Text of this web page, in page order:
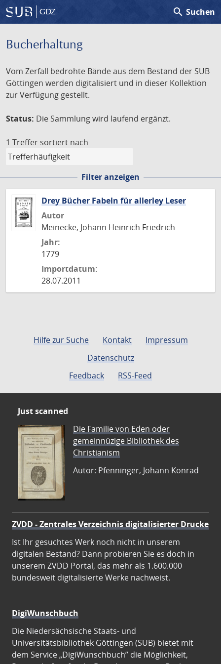
GDZ search Suchen
Bucherhaltung
Vom Zerfall bedrohte Bände aus dem Bestand der SUB
Göttingen werden digitalisiert und in dieser Kollektion
zur Verfügung gestellt.
Status: Die Sammlung wird laufend ergänzt.
1 Treffer sortiert nach
Filter anzeigen
Drey Bücher Fabeln für allerley Leser
Autor
Meinecke, Johann Heinrich Friedrich
Jahr:
1779
Importdatum:
28.07.2011
Hilfe zur Suche Kontakt
Impressum
Datenschutz
Feedback
RSS-Feed
Just scanned
Die Familie von Eden oder
gemeinnüzige Bibliothek des
Christianism
Autor: Pfenninger, Johann Konrad
ZVDD - Zentrales Verzeichnis digitalisierter Drucke
Ist Ihr gesuchtes Werk noch nicht in unserem
digitalen Bestand? Dann probieren Sie es doch in
unserem ZVDD Portal, das mehr als 1.600.000
bundesweit digitalisierte Werke nachweist.
DigiWunschbuch
Die Niedersächsische Staats- und
Universitätsbibliothek Göttingen (SUB) bietet mit
dem Service „DigiWunschbuch” die Möglichkeit,